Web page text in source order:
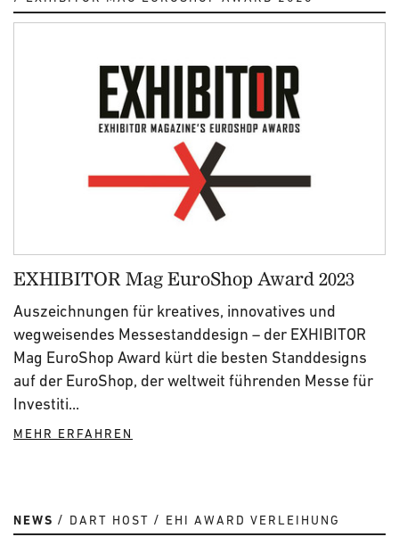
EXHIBITOR Mag EuroShop Award 2023
Auszeichnungen für kreatives, innovatives und
wegweisendes Messestanddesign – der EXHIBITOR
Mag EuroShop Award kürt die besten Standdesigns
auf der EuroShop, der weltweit führenden Messe für
Investiti...
MEHR ERFAHREN
NEWS DART HOST EHI AWARD VERLEIHUNG